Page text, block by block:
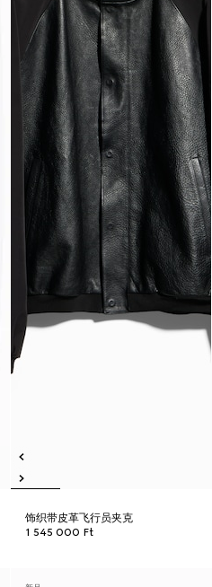
饰织带皮革飞行员夹克
1 545 000 Ft